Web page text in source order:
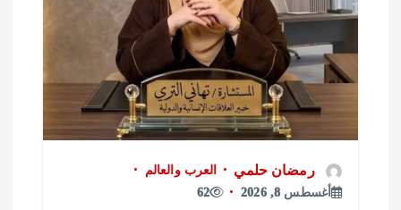
رمضان حلمي
العرب والعالم
أغسطس 8, 2026
62